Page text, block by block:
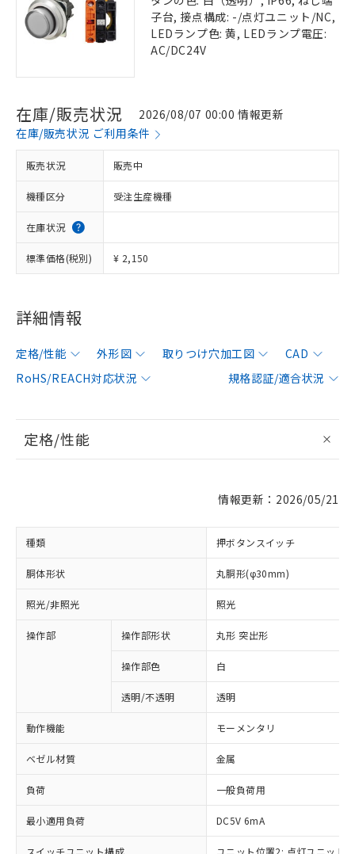
子台, 接点構成: -/点灯ユニット/NC,
LEDランプ色: 黄, LEDランプ電圧:
AC/DC24V
在庫/販売状況
2026/08/07 00:00 情報更新
在庫/販売状況 ご利用条件
販売状況 販売中
機種区分 受注生産機種
在庫状況
標準価格(税別) ¥ 2,150
詳細情報
定格/性能 外形図 取りつけ穴加工図
CAD
RoHS/REACH対応状況
規格認証/適合状況
定格/性能
情報更新：2026/05/21
種類 押ボタンスイッチ
胴体形状 丸胴形(φ30mm)
照光/非照光 照光
操作部 操作部形状 丸形 突出形
操作部色 白
透明/不透明 透明
動作機能 モーメンタリ
ベゼル材質 金属
負荷 一般負荷用
最小適用負荷 DC5V 6mA
スイッチユニット構成
ユニット位置2: 点灯ユニット